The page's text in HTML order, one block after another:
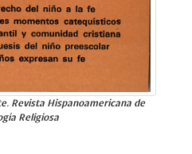
Revista Hispanoamericana de
Religiosa